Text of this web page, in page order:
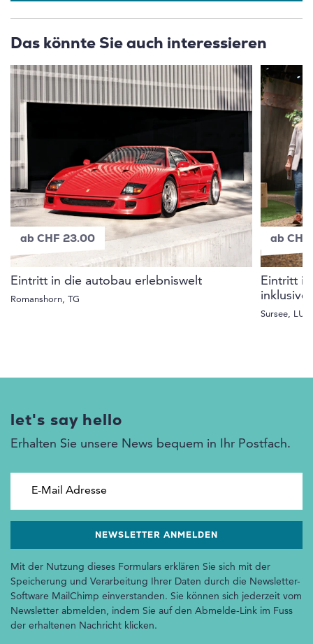
Das könnte Sie auch interessieren
ab CHF 23.00
Eintritt in die autobau erlebniswelt
Romanshorn, TG
ab
Eintritt
inklusive
Sursee, LU
let's say hello
Erhalten Sie unsere News bequem in Ihr Postfach.
Mit der Nutzung dieses Formulars erklären Sie sich mit der
Speicherung und Verarbeitung Ihrer Daten durch die Newsletter-
Software MailChimp einverstanden. Sie können sich jederzeit vom
Newsletter abmelden, indem Sie auf den Abmelde-Link im Fuss
der erhaltenen Nachricht klicken.